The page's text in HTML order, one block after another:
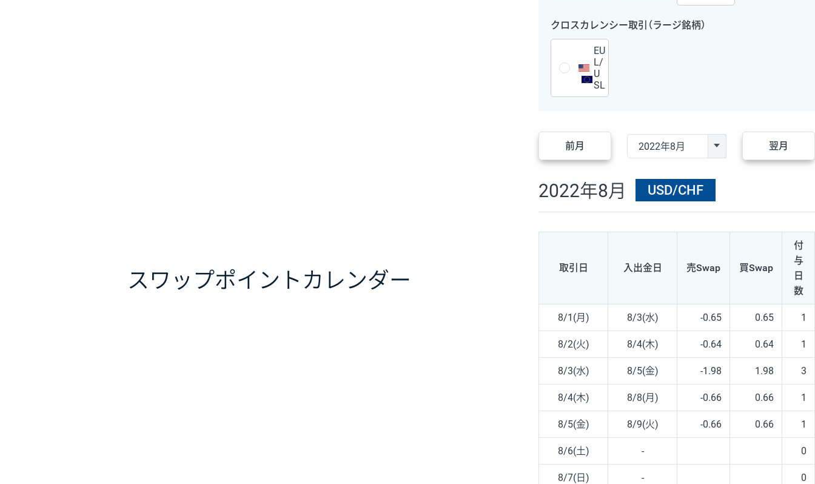
スワップポイント カレンダー
クロスカレンシー取引（ラージ銘柄）
EU
L/
U
SL
前月 翌月
2022年8月 USD/CHF
取引日 入出金日 売Swap 買Swap
付
与
日
数
8/1(月) 8/3(水) -0.65 0.65 1
8/2(火) 8/4(木) -0.64 0.64 1
8/3(水) 8/5(金) -1.98 1.98 3
8/4(木) 8/8(月) -0.66 0.66 1
8/5(金) 8/9(火) -0.66 0.66 1
8/6(土) - 0
8/7(日) - 0